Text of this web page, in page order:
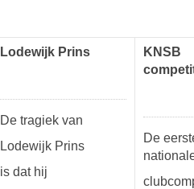
Lodewijk Prins
De tragiek van
Lodewijk Prins
is dat hij
KNSB
De